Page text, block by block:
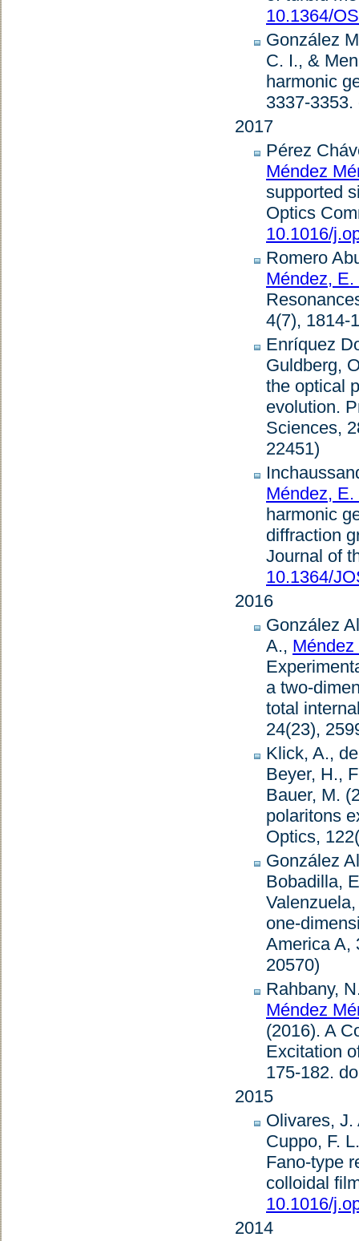
10.1364/
González
C. I., &
harmonic
3337-
2017
Pérez
Méndez
supported
Optics
10.1016/
Romero
Méndez, E.
4(7), 1814-
Enríquez
Guldberg,
the optical
evolution.
Sciences,
22451)
Méndez, E.
harmonic
diffraction
Journal of
10.1364/
2016
González
A.,
a two-
total
24(23),
Klick, A.,
Beyer, H.,
Bauer, M.
polaritons
Optics, 122
González
Bobadilla,
one-
America A,
20570)
Rahbany,
Méndez
(2016). A
Excitation
175-182.
2015
Olivares, J.
Cuppo, F.
Fano-type
colloidal
10.1016/
2014